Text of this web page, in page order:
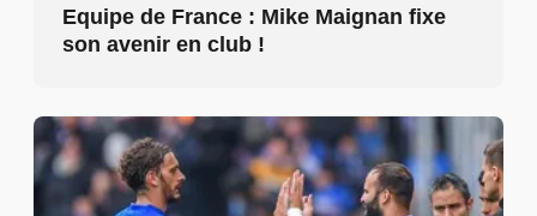
Equipe de France : Mike Maignan fixe
son avenir en club !